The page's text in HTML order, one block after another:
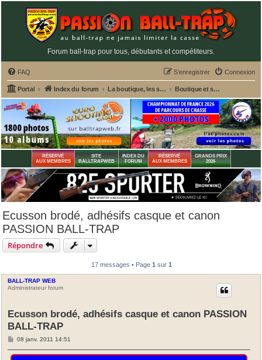
Forum ball-trap pour tous, débutants et compétiteurs.
FAQ Connexion
S’enregistrer
Portal Index du forum La boutique, les services et annonceurs PASSION BALL-TRAP Boutique et services PASSION BALL-TRAP
RÉSERVÉ
AUX MEMBRES
SITE
BALLTRAPWEB
INDEX DU
FORUM
RÉSERVÉ
AUX MEMBRES
GRANDS PRIX
2026
Ecusson brodé, adhésifs casque et canon
PASSION BALL-TRAP
Répondre
17 messages • Page 1 sur 1
BALL-TRAP WEB
Administrateur forum
Ecusson brodé, adhésifs casque et canon PASSION
BALL-TRAP
M08 janv. 2011 14:51